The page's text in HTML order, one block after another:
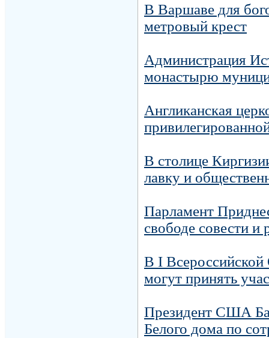
В Варшаве для
метровый крест
Администрация
монастырю
Англиканская
В столице
лавку и
Парламент
свободе совести и
В I Всероссийской
могут принять
Президент США
Белого дома по